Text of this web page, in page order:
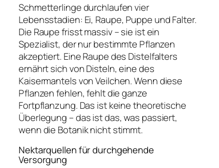
Schmetterlinge durchlaufen vier
Lebensstadien: Ei, Raupe, Puppe und Falter.
Die Raupe frisst massiv – sie ist ein
Spezialist, der nur bestimmte Pflanzen
akzeptiert. Eine Raupe des Distelfalters
ernährt sich von Disteln, eine des
Kaisermantels von Veilchen. Wenn diese
Pflanzen fehlen, fehlt die ganze
Fortpflanzung. Das ist keine theoretische
Überlegung – das ist das, was passiert,
wenn die Botanik nicht stimmt.
Nektarquellen für durchgehende
Versorgung